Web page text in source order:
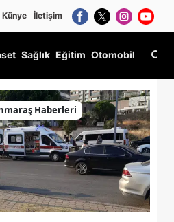
Künye İletişim
Sağlık Eğitim Otomobil
Haberleri